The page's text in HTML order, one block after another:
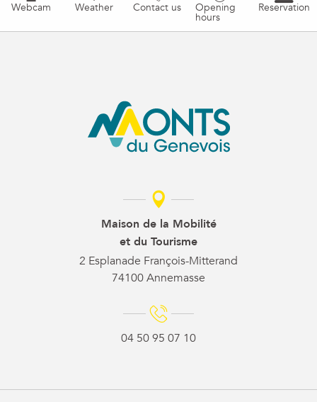
Webcam Weather Contact us Opening
hours
Reservation
Maison de la Mobilité
et du Tourisme
2 Esplanade François-Mitterand
74100 Annemasse
04 50 95 07 10